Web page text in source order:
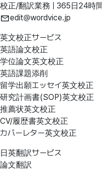
校正/翻訳業務 | 365日24時
edit@wordvice.jp
英文校正サービス
英語論文校正
学位論文英文校正
英語課題添削
留学出願エッセイ英文校正
研究計画書(SOP)英文校正
推薦状英文校正
CV/履歴書英文校正
カバーレター英文校正
日英翻訳サービス
論文翻訳